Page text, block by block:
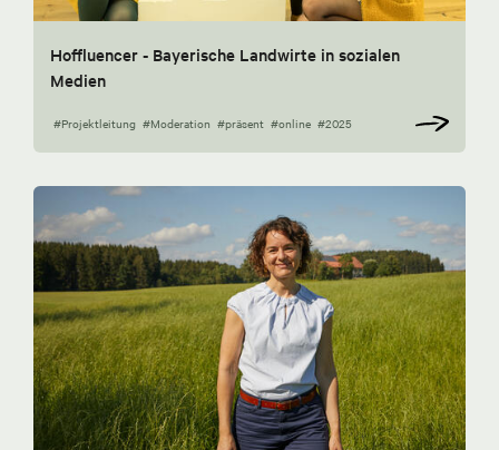
Hoffluencer - Bayerische Landwirte in sozialen
Medien
#Projektleitung #Moderation #präsent #online #2025